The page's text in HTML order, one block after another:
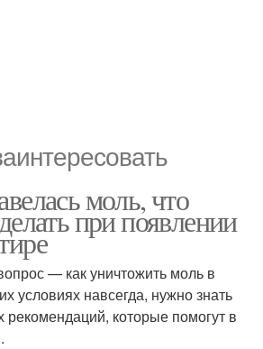
моль, что
при появлении
— как уничтожить моль в
условиях навсегда, нужно знать
рекомендаций, которые помогут в